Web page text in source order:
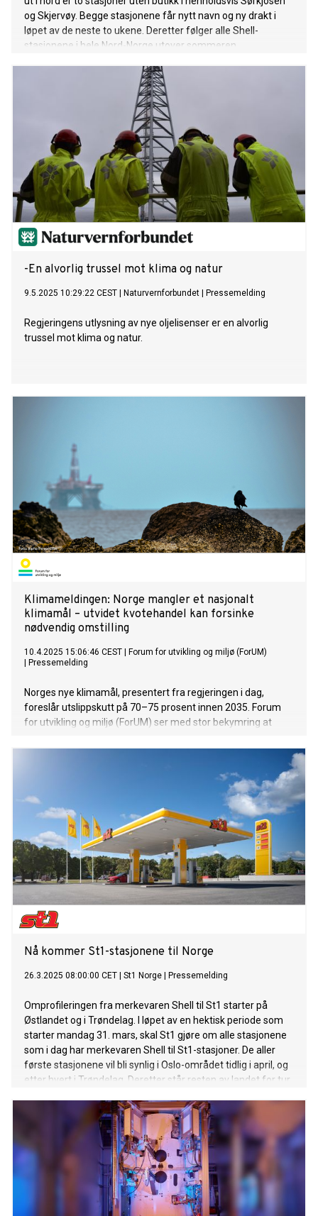
og Skjervøy. Begge stasjonene får nytt navn og ny drakt i
løpet av de neste to ukene. Deretter følger alle Shell-
stasjonene i hele Nord-Norge utover sommeren.
-En alvorlig trussel mot klima og natur
9.5.2025 10:29:22 CEST Naturvernforbundet Pressemelding
Regjeringens utlysning av nye oljelisenser er en alvorlig
trussel mot klima og natur.
Klimameldingen: Norge mangler et nasjonalt
klimamål – utvidet kvotehandel kan forsinke
nødvendig omstilling
10.4.2025 15:06:46 CEST
Forum for utvikling og miljø (ForUM)
Pressemelding
Norges nye klimamål, presentert fra regjeringen i dag,
foreslår utslippskutt på 70–75 prosent innen 2035. Forum
for utvikling og miljø (ForUM) ser med stor bekymring at
internasjonalt kvotesamarbeid og teknologiske løsninger for
for hjemlige kutt vil føre til at Norge sakker akterut i den
nødvendige klimaomstillingen.
Nå kommer St1-stasjonene til Norge
26.3.2025 08:00:00 CET St1 Norge Pressemelding
Omprofileringen fra merkevaren Shell til St1 starter på
Østlandet og i Trøndelag. I løpet av en hektisk periode som
starter mandag 31. mars, skal St1 gjøre om alle stasjonene
som i dag har merkevaren Shell til St1-stasjoner. De aller
første stasjonene vil bli synlig i Oslo-området tidlig i april, og
etter hvert i Trøndelag. Deretter står resten av landet for tur.